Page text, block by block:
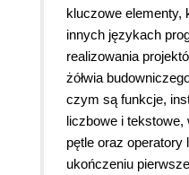
kluczowe elementy,
innych językach
realizowania
żółwia
czym są funkcje,
liczbowe i tekstowe,
pętle oraz operatory
ukończeniu